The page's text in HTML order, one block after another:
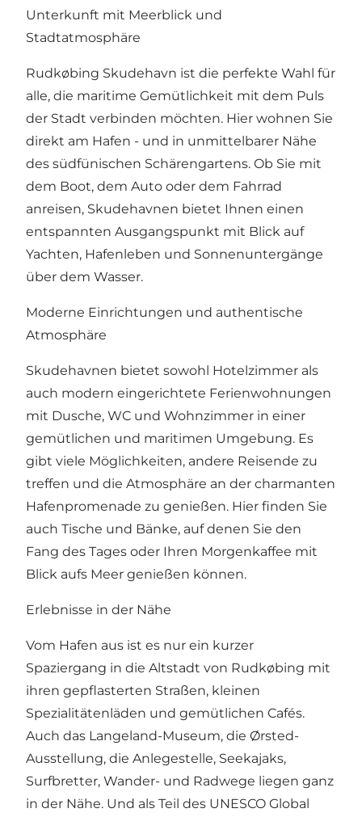
Unterkunft mit Meerblick und
Stadtatmosphäre
Rudkøbing Skudehavn ist die perfekte Wahl für
alle, die maritime Gemütlichkeit mit dem Puls
der Stadt verbinden möchten. Hier wohnen Sie
direkt am Hafen - und in unmittelbarer Nähe
des südfünischen Schärengartens. Ob Sie mit
dem Boot, dem Auto oder dem Fahrrad
anreisen, Skudehavnen bietet Ihnen einen
entspannten Ausgangspunkt mit Blick auf
Yachten, Hafenleben und Sonnenuntergänge
über dem Wasser.
Moderne Einrichtungen und authentische
Atmosphäre
Skudehavnen bietet sowohl Hotelzimmer als
auch modern eingerichtete Ferienwohnungen
mit Dusche, WC und Wohnzimmer in einer
gemütlichen und maritimen Umgebung. Es
gibt viele Möglichkeiten, andere Reisende zu
treffen und die Atmosphäre an der charmanten
Hafenpromenade zu genießen. Hier finden Sie
auch Tische und Bänke, auf denen Sie den
Fang des Tages oder Ihren Morgenkaffee mit
Blick aufs Meer genießen können.
Erlebnisse in der Nähe
Vom Hafen aus ist es nur ein kurzer
Spaziergang in die Altstadt von Rudkøbing mit
ihren gepflasterten Straßen, kleinen
Spezialitätenläden und gemütlichen Cafés.
Auch das Langeland-Museum, die Ørsted-
Ausstellung, die Anlegestelle, Seekajaks,
Surfbretter, Wander- und Radwege liegen ganz
in der Nähe. Und als Teil des UNESCO Global